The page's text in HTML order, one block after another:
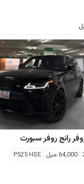
رانج روفر سبورت
64,000 ميل P525 HSE